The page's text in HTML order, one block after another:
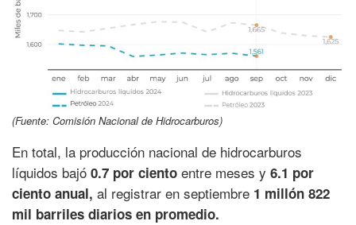
(Fuente: Comisión Nacional de Hidrocarburos)
En total, la producción nacional de hidrocarburos
líquidos bajó 0.7 por ciento entre meses y 6.1 por
ciento anual, al registrar en septiembre 1 millón 822
mil barriles diarios en promedio.